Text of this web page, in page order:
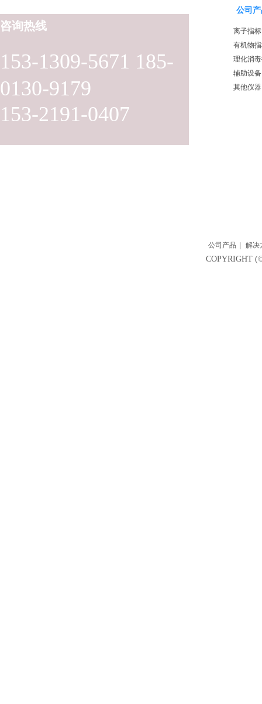
153-1309-5671 185-
0130-9179
153-2191-0407
咨询热线
公司
离子指标
有机物
理化消
辅助设备
其他仪器
公司产品 解决
COPYRIGHT